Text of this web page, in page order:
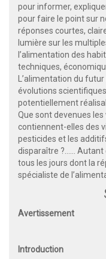
pour informer,
pour faire le point sur
réponses courtes,
lumière sur les
l’alimentation des
techniques,
L’alimentation du
évolutions
potentiellement
Que sont devenues
contiennent-elles des
pesticides et les
disparaître ?…… Autant
tous les jours dont la
spécialiste de
Avertissement
Introduction